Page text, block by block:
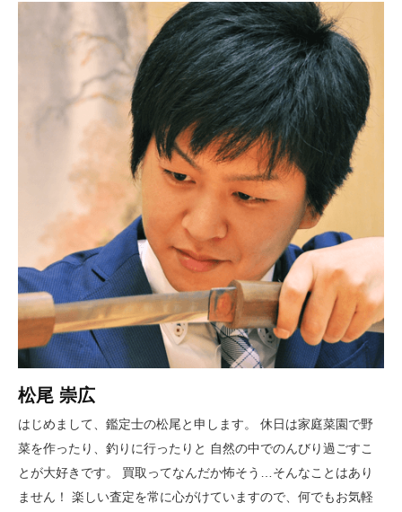
松尾 崇広
はじめまして、鑑定士の松尾と申します。 休日は家庭菜園で野
菜を作ったり、釣りに行ったりと 自然の中でのんびり過ごすこ
とが大好きです。 買取ってなんだか怖そう…そんなことはあり
ません！ 楽しい査定を常に心がけていますので、何でもお気軽